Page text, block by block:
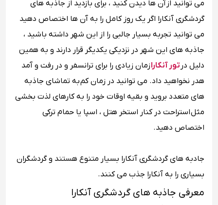
می توانید از آن ها دیدن کنید ، برای بازدید از جاذبه های
گردشگری آنکارا اگر یک روز کامل را به آن ها اختصاص دهید
می توانید تجربه بسیار جالبی را از این شهر داشته باشید ،
جاذبه های این شهر در نزدیکی یکدیگر قرار دارند و به همین
دلیل در تور آنکارازمان زیادی را برای ترانسفر و در رفت و آمد
هدر نخواهید داد. می توانید در زمان کم به تماشای جاذبه
های متعدد بروید و بقیه اوقات خود را به کارهای لذت بخشی
مثل استراحت در کنار استخر هتل ، اسپا یا حمام ترکی
اختصاص دهید.
جادبه های گردشگری آنکارا بسیار متنوع هستند و گردشگران
بسیاری را به آنکارا جذب می کنند.
معرفی جاذبه های گردشگری آنکارا